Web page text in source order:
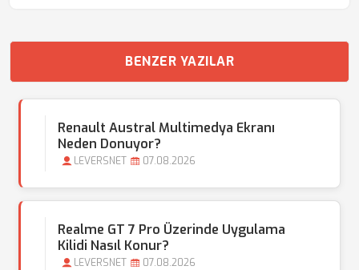
BENZER YAZILAR
Renault Austral Multimedya Ekranı
Neden Donuyor?
LEVERSNET 07.08.2026
Realme GT 7 Pro Üzerinde Uygulama
Kilidi Nasıl Konur?
LEVERSNET 07.08.2026